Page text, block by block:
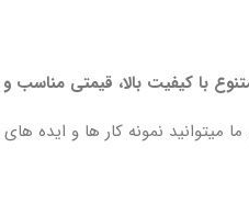
با کیفیت بالا، قیمتی مناسب و
میتوانید نمونه کار ها و ایده